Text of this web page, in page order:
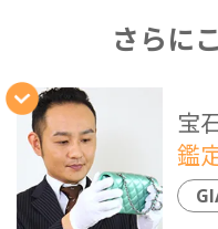
さらに
宝
鑑